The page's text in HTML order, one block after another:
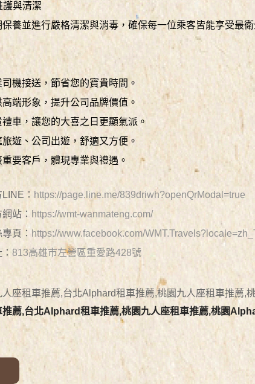
護與清潔
養並進行嚴格清潔與消毒，確保每一位乘客皆能享受最
機接送，節省您的寶貴時間。
端形象，提升公司品牌價值。
車，讓您的大喜之日更顯氣派。
遊、公司出遊，舒適又方便。
要客戶，體現專業與禮遇。
： https://page.line.me/839driwh?openQrModal=true
站： https://wmt-wanmateng.com/
頁： https://www.facebook.com/
813高雄市左營區重愛路428號
人座租車推薦,台北Alphard租車推薦,桃園九人座租車推薦,
推薦,台北Alphard租車推薦,桃園九人座租車推薦,桃園